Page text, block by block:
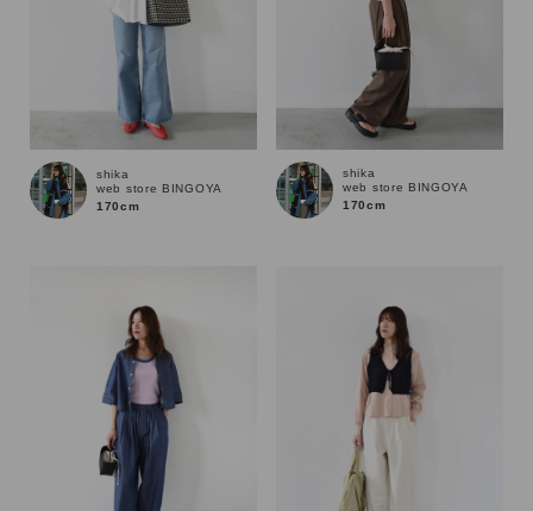
shika
web store BINGOYA
170cm
shika
web store BINGOYA
170cm